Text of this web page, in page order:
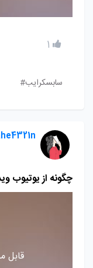
1
سابسکرایب#
چگونه از یوتیوب
قابل